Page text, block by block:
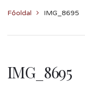
Főoldal IMG_8695
IMG_8695